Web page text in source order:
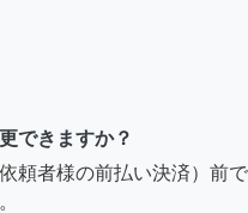
できますか？
頼者様の前払い決済）前